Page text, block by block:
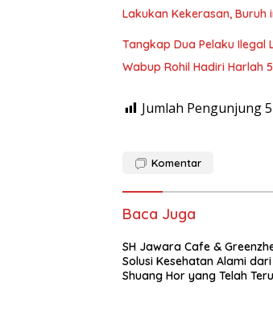
Lakukan Kekerasan, Buruh
Tangkap Dua Pelaku Ilegal
Wabup Rohil Hadiri Harlah
Jumlah Pengunjung
Komentar
Baca Juga
SH Jawara Cafe &
Solusi Kesehatan Alami dari
Shuang Hor yang Telah